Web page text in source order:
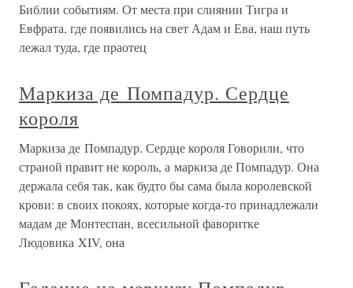
Библии событиям. От места при слиянии Тигра и
Евфрата, где появились на свет Адам и Ева, наш путь
лежал туда, где праотец
Маркиза де Помпадур. Сердце
короля
Маркиза де Помпадур. Сердце короля Говорили, что
страной правит не король, а маркиза де Помпадур. Она
держала себя так, как будто бы сама была королевской
крови: в своих покоях, которые когда-то принадлежали
мадам де Монтеспан, всесильной фаворитке
Людовика XIV, она